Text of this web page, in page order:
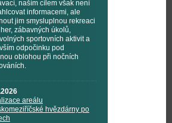
naším cílem však není
informacemi, ale
jim smysluplnou rekreaci
zábavných úkolů,
sportovních aktivit a
odpočinku pod
oblohou při nočních
areálu
hvězdárny po